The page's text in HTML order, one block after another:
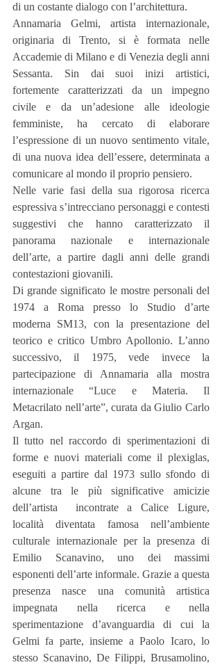
di un costante dialogo con l’architettura.
Annamaria Gelmi, artista internazionale,
originaria di Trento, si è formata nelle
Accademie di Milano e di Venezia degli anni
Sessanta. Sin dai suoi inizi artistici,
fortemente caratterizzati da un impegno
civile e da un’adesione alle ideologie
femministe, ha cercato di elaborare
l’espressione di un nuovo sentimento vitale,
di una nuova idea dell’essere, determinata a
comunicare al mondo il proprio pensiero.
Nelle varie fasi della sua rigorosa ricerca
espressiva s’intrecciano personaggi e contesti
suggestivi che hanno caratterizzato il
panorama nazionale e internazionale
dell’arte, a partire dagli anni delle grandi
contestazioni giovanili.
Di grande significato le mostre personali del
1974 a Roma presso lo Studio d’arte
moderna SM13, con la presentazione del
teorico e critico Umbro Apollonio. L’anno
successivo, il 1975, vede invece la
partecipazione di Annamaria alla mostra
internazionale “Luce e Materia. Il
Metacrilato nell’arte”, curata da Giulio Carlo
Argan.
Il tutto nel raccordo di sperimentazioni di
forme e nuovi materiali come il plexiglas,
eseguiti a partire dal 1973 sullo sfondo di
alcune tra le più significative amicizie
dell’artista  incontrate a Calice Ligure,
località diventata famosa nell’ambiente
culturale internazionale per la presenza di
Emilio Scanavino, uno dei massimi
esponenti dell’arte informale. Grazie a questa
presenza nasce una comunità artistica
impegnata nella ricerca e nella
sperimentazione d’avanguardia di cui la
Gelmi fa parte, insieme a Paolo Icaro, lo
stesso Scanavino, De Filippi, Brusamolino,